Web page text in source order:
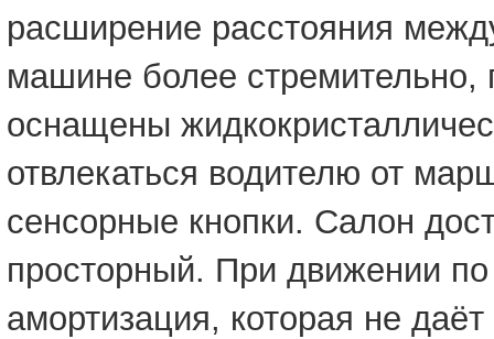
расширение расстояния
машине более
оснащены
отвлекаться водителю от
сенсорные кнопки. Салон
просторный. При движении
амортизация, которая не даёт